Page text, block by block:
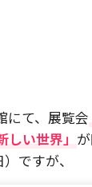
にて、展覧会
い世界」
ですが、